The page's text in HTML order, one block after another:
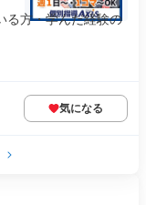
方・学んだ経験の
気になる